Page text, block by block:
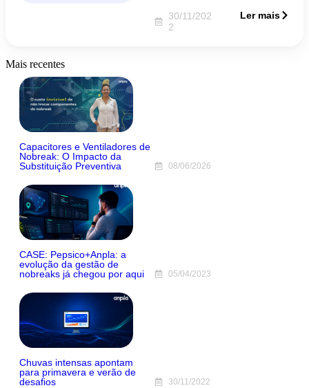
30/11/202
2
Ler mais
Mais recentes
Capacitores e Ventiladores de
Nobreak: O Impacto da
Substituição Preventiva
08/06/2026
CASE: Pepsico+Anpla: a
evolução da gestão de
nobreaks já chegou por aqui
05/04/2023
Chuvas intensas apontam
para primavera e verão de
desafios
30/11/2022